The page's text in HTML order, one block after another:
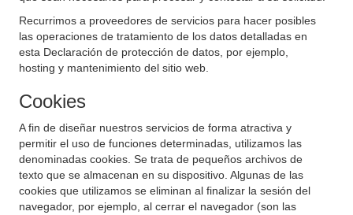
Recurrimos a proveedores de servicios para hacer posibles
las operaciones de tratamiento de los datos detalladas en
esta Declaración de protección de datos, por ejemplo,
hosting y mantenimiento del sitio web.
Cookies
A fin de diseñar nuestros servicios de forma atractiva y
permitir el uso de funciones determinadas, utilizamos las
denominadas cookies. Se trata de pequeños archivos de
texto que se almacenan en su dispositivo. Algunas de las
cookies que utilizamos se eliminan al finalizar la sesión del
navegador, por ejemplo, al cerrar el navegador (son las